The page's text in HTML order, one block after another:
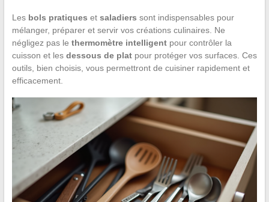
Les bols pratiques et saladiers sont indispensables pour
mélanger, préparer et servir vos créations culinaires. Ne
négligez pas le thermomètre intelligentpour contrôler la
cuisson et les dessous de platpour protéger vos surfaces. Ces
outils, bien choisis, vous permettront de cuisiner rapidement et
efficacement.